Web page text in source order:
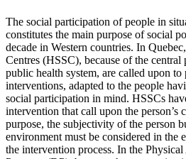
The social participation of people in
constitutes the main purpose of social
decade in Western countries. In
Centres (HSSC), because of the
public health system, are called upon
interventions, adapted to the people
social participation in mind. HSSCs
intervention that call upon the person’s
purpose, the subjectivity of the person
environment must be considered in the
the intervention process. In the